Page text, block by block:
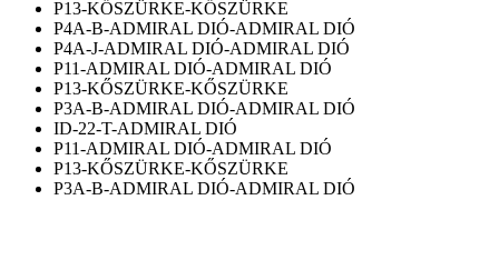
P13-KŐSZÜRKE-KŐSZÜRKE
P4A-B-ADMIRAL DIÓ-ADMIRAL DIÓ
P4A-J-ADMIRAL DIÓ-ADMIRAL DIÓ
P11-ADMIRAL DIÓ-ADMIRAL DIÓ
P13-KŐSZÜRKE-KŐSZÜRKE
P3A-B-ADMIRAL DIÓ-ADMIRAL DIÓ
ID-22-T-ADMIRAL DIÓ
P11-ADMIRAL DIÓ-ADMIRAL DIÓ
P13-KŐSZÜRKE-KŐSZÜRKE
P3A-B-ADMIRAL DIÓ-ADMIRAL DIÓ